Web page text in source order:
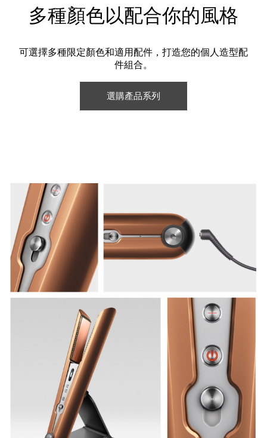
多種顏色以配合你的風格
可選擇多種限定顏色和適用配件，打造您的個人造型配
件組合。
選購產品系列